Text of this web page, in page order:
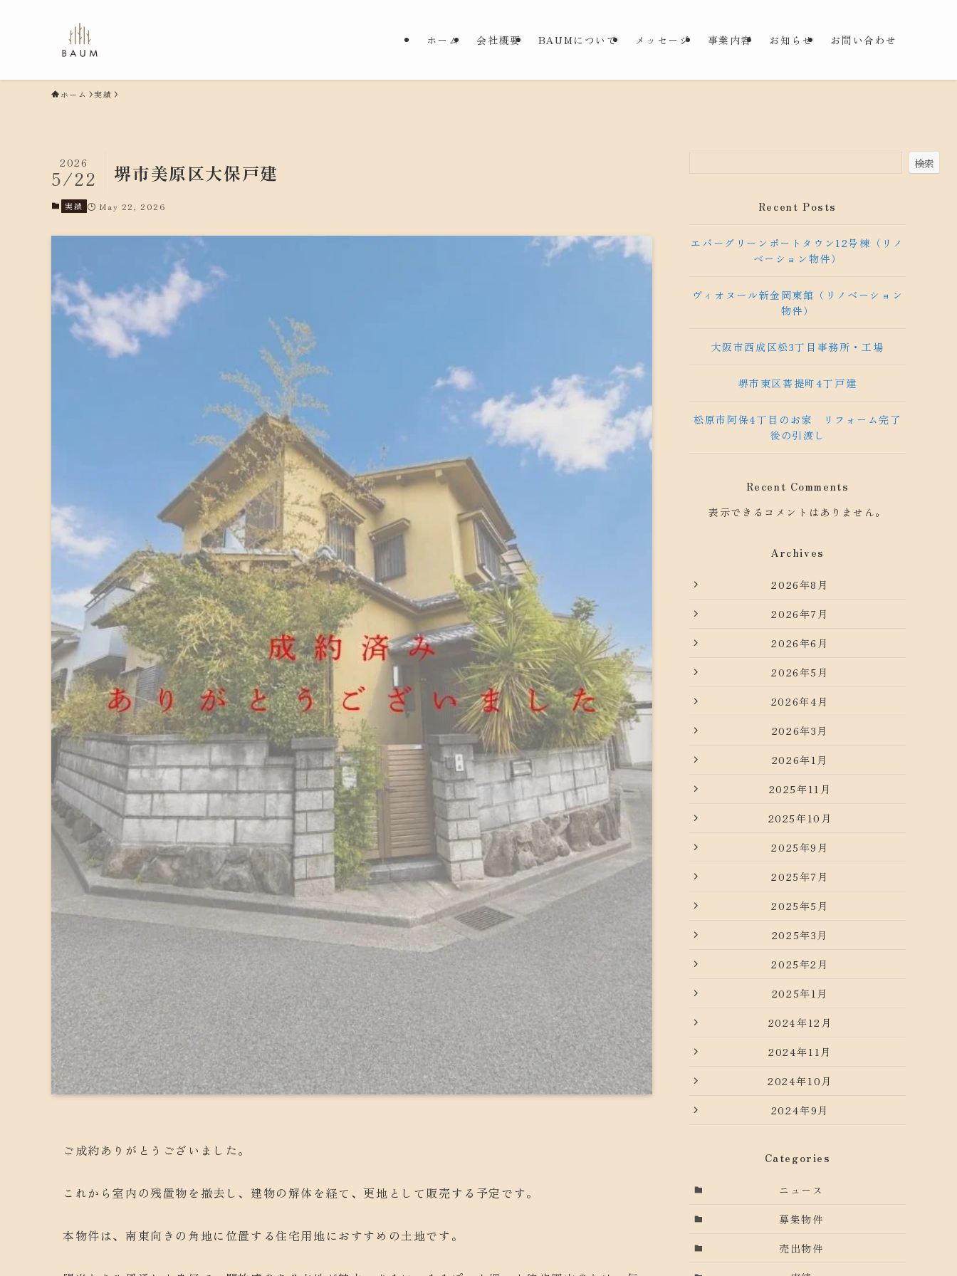
ホーム 会社概要 BAUMについて メッセージ 事業内容 お知らせ お問い合わせ
ホーム 実績
堺市美原区大保戸建
2026
5/22
実績 May 22, 2026
ご成約ありがとうございました。
これから室内の残置物を撤去し、建物の解体を経て、更地として販売する予定です。
本物件は、南東向きの角地に位置する住宅用地におすすめの土地です。
検索
Recent Posts
エバーグリーンポートタウン12号棟（リノ
ベーション物件）
ヴィオヌール新金岡東館（リノベーション
物件）
大阪市西成区松3丁目事務所・工場
堺市東区菩提町4丁戸建
松原市阿保4丁目のお家 リフォーム完了
後の引渡し
Recent Comments
表示できるコメントはありません。
Archives
2026年8月
2026年7月
2026年6月
2026年5月
2026年4月
2026年3月
2026年1月
2025年11月
2025年10月
2025年9月
2025年7月
2025年5月
2025年3月
2025年2月
2025年1月
2024年12月
2024年11月
2024年10月
2024年9月
Categories
ニュース
募集物件
売出物件